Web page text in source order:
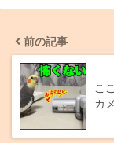
前の記事
こ
カ